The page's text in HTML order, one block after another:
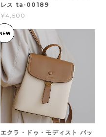
レス ta-00189
¥4,500
エクラ・ドゥ・モディスト バッ